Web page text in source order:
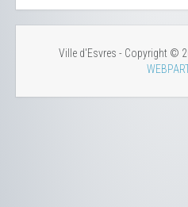
Ville d'Esvres - Copyright ©